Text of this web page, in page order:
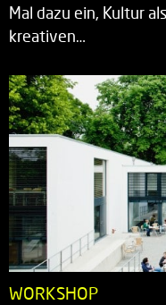
Mal dazu ein, Kultur
kreativen…
WORKSHOP